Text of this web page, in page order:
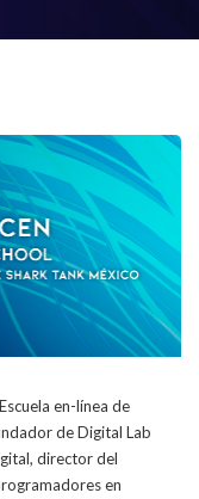
en-línea de
de Digital Lab
director del
en